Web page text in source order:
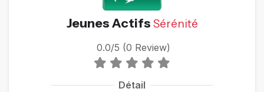
Jeunes Actifs Sérénité
0.0/5 (0 Review)
Détail